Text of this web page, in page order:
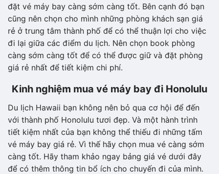
đặt vé máy bay càng sớm càng tốt. Bên cạnh đó bạn
cũng nên chọn cho mình những phòng khách sạn giá
rẻ ở trung tâm thành phố để có thể thuận lợi cho việc
đi lại giữa các điểm du lịch. Nên chọn book phòng
càng sớm càng tốt để có thể được giữ và đặt phòng
giá rẻ nhất để tiết kiệm chi phí.
Kinh nghiệm mua vé máy bay đi Honolulu
Du lịch Hawaii bạn không nên bỏ qua cơ hội để đến
với thành phố Honolulu tươi đẹp. Và một hành trình
tiết kiệm nhất của bạn không thể thiếu đi những tấm
vé máy bay giá rẻ. Vì thế hãy chọn mua vé càng sớm
càng tốt. Hãy tham khảo ngay bảng giá vé dưới đây
để có thêm thông tin bổ ích cho chuyến đi của mình.